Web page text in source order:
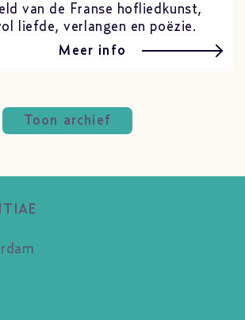
van de Franse hofliedkunst,
liefde, verlangen en poëzie.
Meer info
Toon archief